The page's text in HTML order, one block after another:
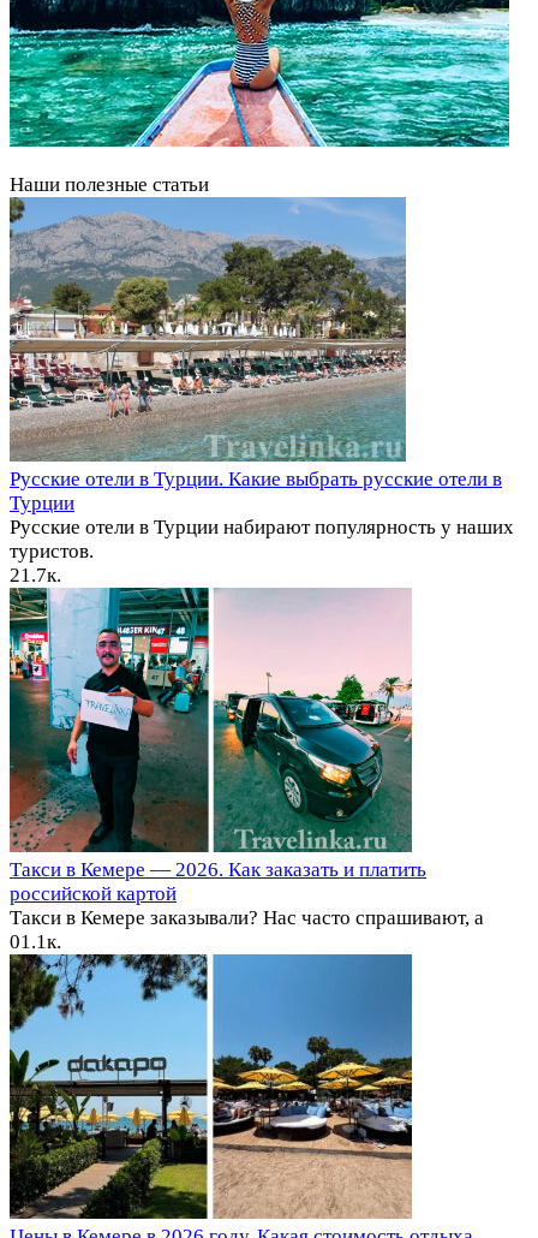
Наши полезные статьи
Русские отели в Турции. Какие выбрать русские отели в
Турции
Русские отели в Турции набирают популярность у наших
туристов.
21.7к.
Такси в Кемере — 2026. Как заказать и платить
российской картой
Такси в Кемере заказывали? Нас часто спрашивают, а
01.1к.